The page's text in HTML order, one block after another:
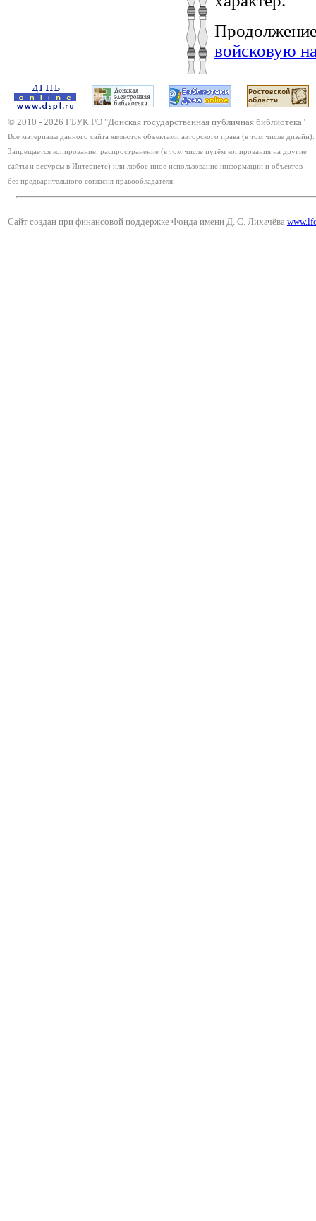
войсковую
© 2010 - 2026 ГБУК РО "Донская государственная публичная библиотека"
Все материалы данного сайта являются объектами авторского права (в том числе дизайн).
Запрещается копирование, распространение (в том числе путём копирования на другие
сайты и ресурсы в Интернете) или любое иное использование информации и объектов
без предварительного согласия правообладателя.
Сайт создан при финансовой поддержке Фонда имени Д. С. Лихачёва